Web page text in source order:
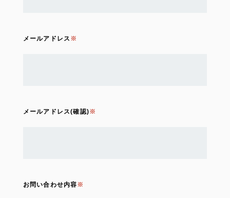
メールアドレス
メールアドレス(確認)
お問い合わせ内容